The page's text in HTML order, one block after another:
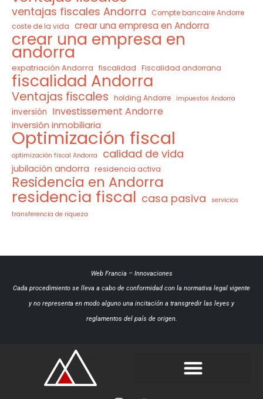
ventajas fiscales Andorra
Compte bancaire Andorre
coste de la vida crear una empresa en Andorra
crear una empresa en
andorra
expatriación Andorra fiscalidad Fiscalidad andorrana
fiscalidad Andorra
Ventajas fiscales holding Andorre impuestos Andorra
inversión Investissement Andorre
inversión inmobiliaria
Optimización fiscal
optimización fiscal Andorra calidad de vida
jubilación andorra residencia activa
Residencia en Andorra
residencia fiscal casa pasiva
servicios
transferencia de riqueza
Web Francia – Innovaciones
Cada procedimiento se lleva a cabo de conformidad con la normativa legal vigente
y no representa en modo alguno una incitación a transgredir las leyes y
reglamentos del país de origen.